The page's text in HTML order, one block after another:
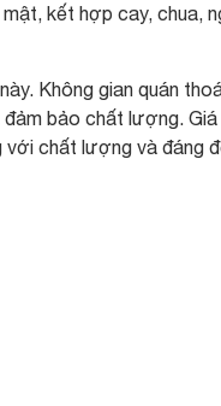
kết hợp cay, chua,
Không gian quán
bảo chất lượng. Giá
với chất lượng và đáng